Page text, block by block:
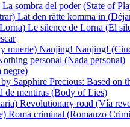
La sombra del poder (State of
Låt den rätte komma in
Le silence de Lorna (El
Nanjing! Nanjing!
personal (Nada personal)
negre)
Precious: Based on
de mentiras (Body of Lies)
Revolutionary road (Vía
Roma criminal (Romanzo